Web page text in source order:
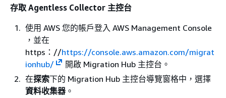
存取 Agentless Collector 主控台
使用 AWS 您的帳戶登入 AWS Management Console
，並在
https：//https://console.aws.amazon.com/migrat
ionhub/
開啟 Migration Hub 主控台。
在探索下的 Migration Hub 主控台導覽窗格中，選擇
資料收集器 。